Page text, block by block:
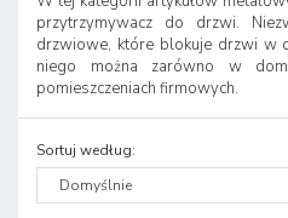
przytrzymywacz do drzwi.
drzwiowe, które blokuje drzwi w
niego można zarówno w
pomieszczeniach firmowych.
Sortuj według: